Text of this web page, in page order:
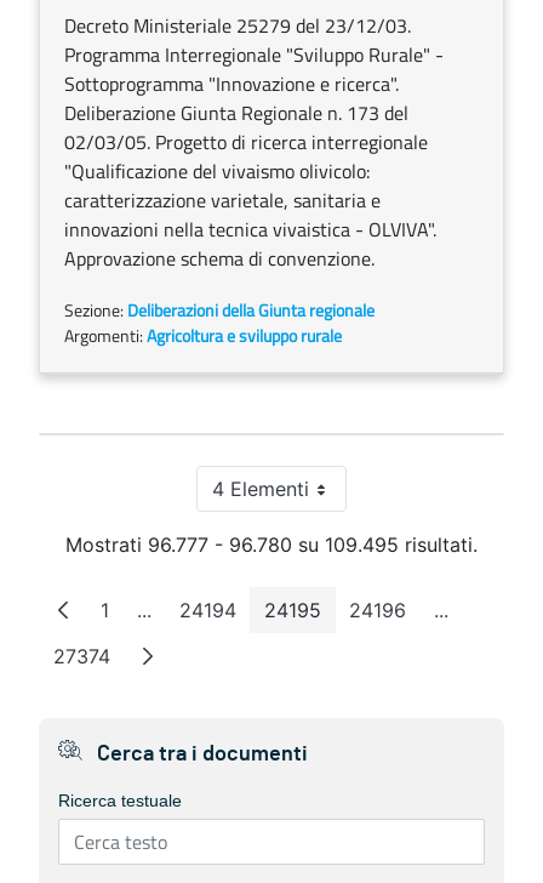
Decreto Ministeriale 25279 del 23/12/03.
Programma Interregionale "Sviluppo Rurale" -
Sottoprogramma "Innovazione e ricerca".
Deliberazione Giunta Regionale n. 173 del
02/03/05. Progetto di ricerca interregionale
"Qualificazione del vivaismo olivicolo:
caratterizzazione varietale, sanitaria e
innovazioni nella tecnica vivaistica - OLVIVA".
Approvazione schema di convenzione.
Sezione: Deliberazioni della Giunta regionale
Argomenti:Agricoltura e sviluppo rurale
4 ElementiPer pagina
Mostrati 96.777 - 96.780 su 109.495 risultati.
Pagina
1 ...Pagine intermedie
Pagina
24194 Pagina
24195 Pagina
24196 ...Pagine
Pagina
27374
Cerca tra i documenti
Ricerca testuale